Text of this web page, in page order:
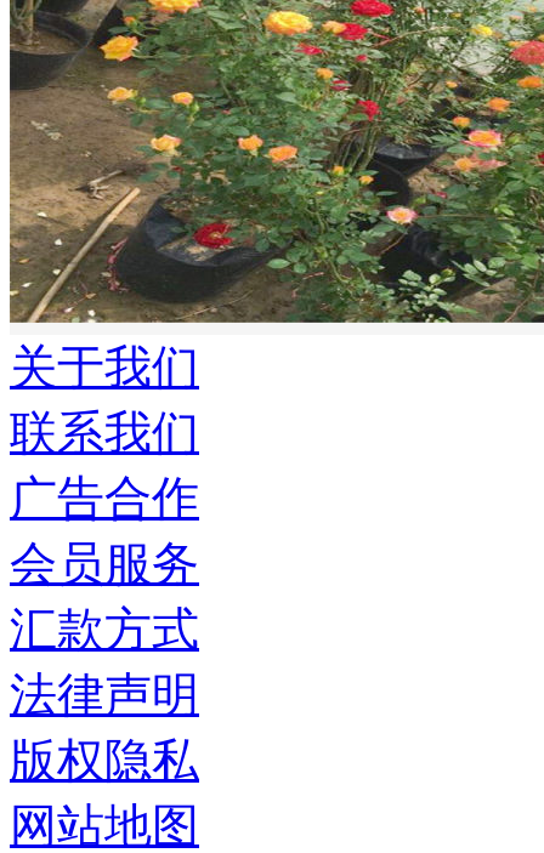
关于我们
联系我们
广告合作
会员服务
汇款方式
法律声明
版权隐私
网站地图